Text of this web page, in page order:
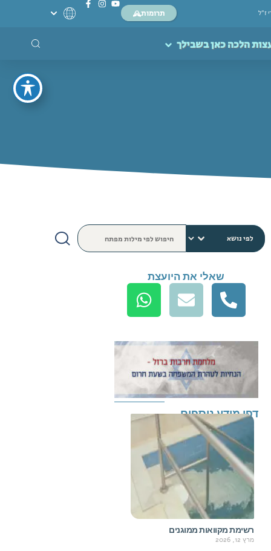
תרומות ז”ל
הלכה כאן בשבילך
שאלי את היועצת
דפי מידע נוספים
רשימת מקוואות ממוגנים
מרץ 12, 2026